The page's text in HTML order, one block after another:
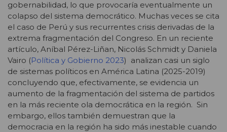
gobernabilidad, lo que provocaría eventualmente un
colapso del sistema democrático. Muchas veces se cita
el caso de Perú y sus recurrentes crisis derivadas de la
extrema fragmentación del Congreso. En un reciente
artículo, Aníbal Pérez-Liñan, Nicolás Schmidt y Daniela
Vairo (Política y Gobierno 2023) analizan casi un siglo
de sistemas políticos en América Latina (2025-2019)
concluyendo que, efectivamente, se evidencia un
aumento de la fragmentación del sistema de partidos
en la más reciente ola democrática en la región. Sin
embargo, ellos también demuestran que la
democracia en la región ha sido más inestable cuando